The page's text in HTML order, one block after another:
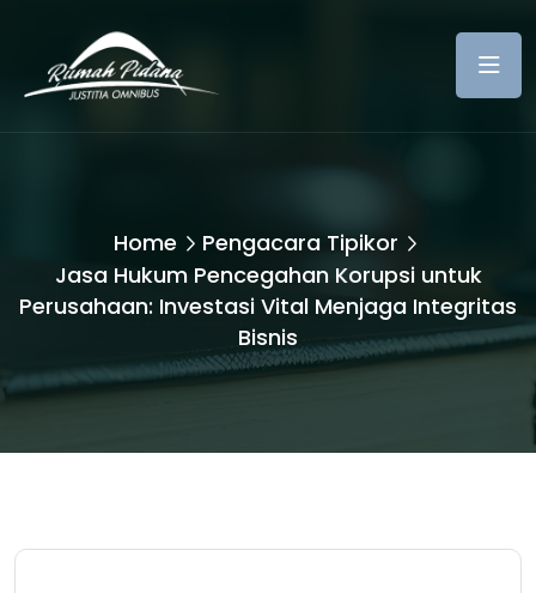
Home
Pengacara Tipikor
Jasa Hukum Pencegahan Korupsi untuk
Perusahaan: Investasi Vital Menjaga Integritas
Bisnis